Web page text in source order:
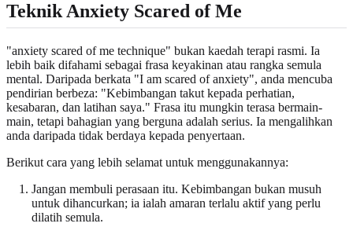
Teknik Anxiety Scared of Me
"anxiety scared of me technique" bukan kaedah terapi rasmi. Ia
lebih baik difahami sebagai frasa keyakinan atau rangka semula
mental. Daripada berkata "I am scared of anxiety", anda mencuba
pendirian berbeza: "Kebimbangan takut kepada perhatian,
kesabaran, dan latihan saya." Frasa itu mungkin terasa bermain-
main, tetapi bahagian yang berguna adalah serius. Ia mengalihkan
anda daripada tidak berdaya kepada penyertaan.
Berikut cara yang lebih selamat untuk menggunakannya:
Jangan membuli perasaan itu. Kebimbangan bukan musuh
untuk dihancurkan; ia ialah amaran terlalu aktif yang perlu
dilatih semula.